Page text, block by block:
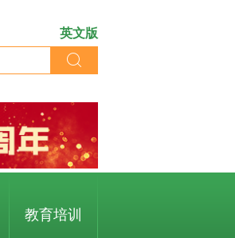
英文版
教育培训